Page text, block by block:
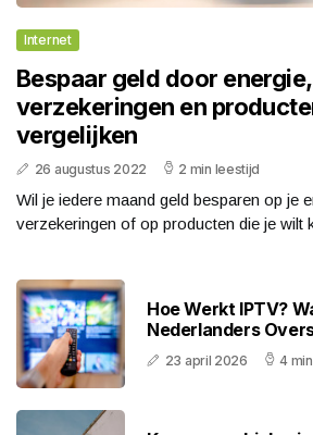
Internet
Bespaar geld door energie,
verzekeringen en
vergelijken
26 augustus 2022 2 min leestijd
Wil je iedere maand geld besparen op je
verzekeringen of op producten die je wilt
Hoe Werkt IPTV?
Nederlanders
23 april 2026 4